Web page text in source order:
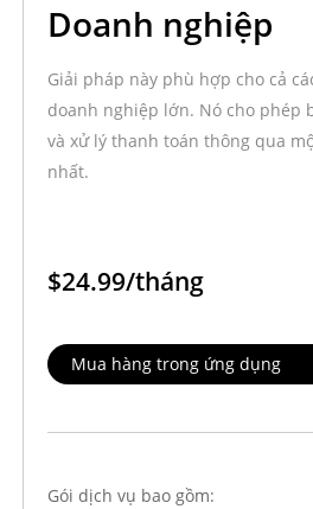
Doanh nghiệp
Giải pháp này phù hợp cho cả
doanh nghiệp lớn. Nó cho phép
và xử lý thanh toán thông qua
nhất.
$24.99/tháng
Mua hàng trong ứng dụng
Gói dịch vụ bao gồm: